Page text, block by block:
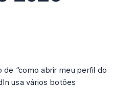
“como abrir meu perfil do
usa vários botões